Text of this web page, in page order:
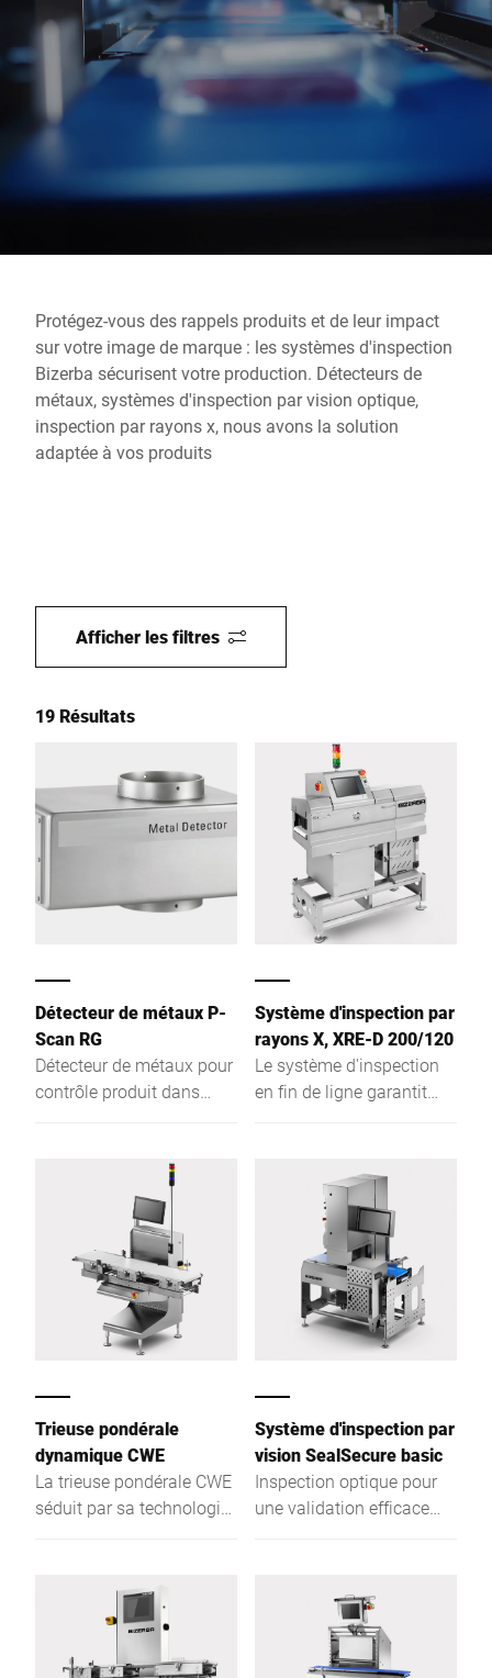
Site Web mondial
Protégez-vous des rappels produits et de leur impact
sur votre image de marque : les systèmes d'inspection
Bizerba sécurisent votre production. Détecteurs de
métaux, systèmes d'inspection par vision optique,
inspection par rayons x, nous avons la solution
adaptée à vos produits
Afficher les filtres
19 Résultats
Détecteur de métaux P-
Scan RG
Détecteur de métaux pour
contrôle produit dans
Système d'inspection par
rayons X, XRE-D 200/120
Le système d'inspection
en fin de ligne garantit
technologie des rayons X
pour détecter la
contamination et les
défauts dans les produits
et les emballages. En plus
des corps étrangers
métalliques et non
métalliques, il détecte les
et les produits en
surpoids ou en sous-
poids. Le système
efficace de changement
réaliser l'opération en
deux minutes.
Trieuse pondérale
dynamique CWE
La trieuse pondérale CWE
séduit par sa technologie
niveau de connectivité –
pour un contrôle de poids
100 % en ligne sur les
lignes à haute cadence.
Système d'inspection par
vision SealSecure basic
Inspection optique pour
une validation efficace